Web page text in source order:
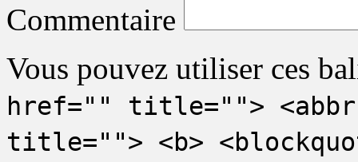
Commentaire
Vous pouvez utiliser ces
href="" title="">
title=""> <b>